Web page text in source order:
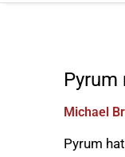
Michael
Pyrum